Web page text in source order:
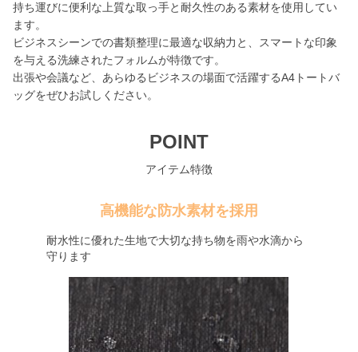
持ち運びに便利な上質な取っ手と耐久性のある素材を使用してい
ます。
ビジネスシーンでの書類整理に最適な収納力と、スマートな印象
を与える洗練されたフォルムが特徴です。
出張や会議など、あらゆるビジネスの場面で活躍するA4トートバ
ッグをぜひお試しください。
POINT
アイテム特徴
高機能な防水素材を採用
耐水性に優れた生地で大切な持ち物を雨や水滴から
守ります